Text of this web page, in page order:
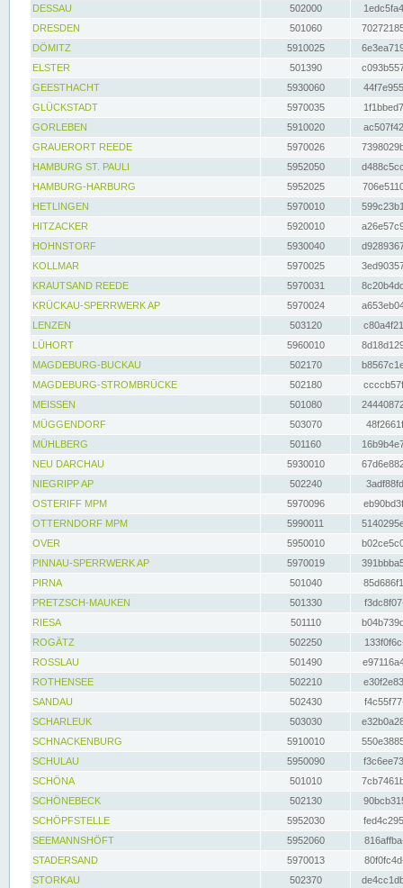
DESSAU
502000
DRESDEN
501060
DÖMITZ
5910025
ELSTER
501390
GEESTHACHT
5930060
GLÜCKSTADT
5970035
GORLEBEN
5910020
GRAUERORT REEDE
5970026
HAMBURG ST. PAULI
5952050
HAMBURG-HARBURG
5952025
HETLINGEN
5970010
HITZACKER
5920010
HOHNSTORF
5930040
KOLLMAR
5970025
KRAUTSAND REEDE
5970031
KRÜCKAU-SPERRWERK AP
5970024
LENZEN
503120
LÜHORT
5960010
MAGDEBURG-BUCKAU
502170
MAGDEBURG-STROMBRÜCKE
502180
MEISSEN
501080
MÜGGENDORF
503070
MÜHLBERG
501160
NEU DARCHAU
5930010
NIEGRIPP AP
502240
OSTERIFF MPM
5970096
OTTERNDORF MPM
5990011
OVER
5950010
PINNAU-SPERRWERK AP
5970019
PIRNA
501040
PRETZSCH-MAUKEN
501330
RIESA
501110
ROGÄTZ
502250
ROSSLAU
501490
ROTHENSEE
502210
SANDAU
502430
SCHARLEUK
503030
SCHNACKENBURG
5910010
SCHULAU
5950090
SCHÖNA
501010
SCHÖNEBECK
502130
SCHÖPFSTELLE
5952030
SEEMANNSHÖFT
5952060
STADERSAND
5970013
STORKAU
502370